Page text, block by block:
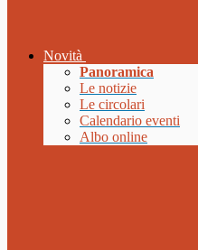
Novità
Panoramica
Le notizie
Le circolari
Calendario eventi
Albo online